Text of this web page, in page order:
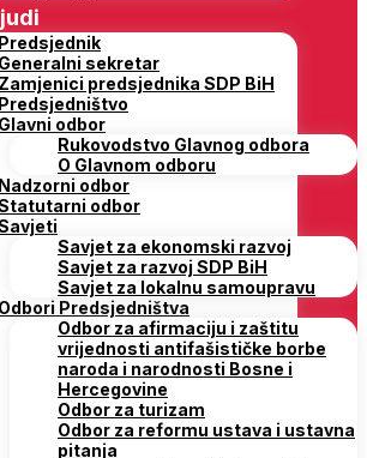
Predsjednik
Generalni sekretar
Zamjenici predsjednika SDP BiH
Predsjedništvo
Glavni odbor
Rukovodstvo Glavnog odbora
O Glavnom odboru
Nadzorni odbor
odbor
Savjet za ekonomski razvoj
Savjet za razvoj SDP BiH
Savjet za lokalnu samoupravu
Odbori Predsjedništva
Odbor za afirmaciju i zaštitu
vrijednosti antifašističke borbe
naroda i narodnosti Bosne i
Hercegovine
Odbor za turizam
Odbor za reformu ustava i ustavna
pitanja